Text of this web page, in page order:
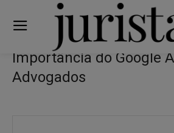
Importância do Google
Advogados